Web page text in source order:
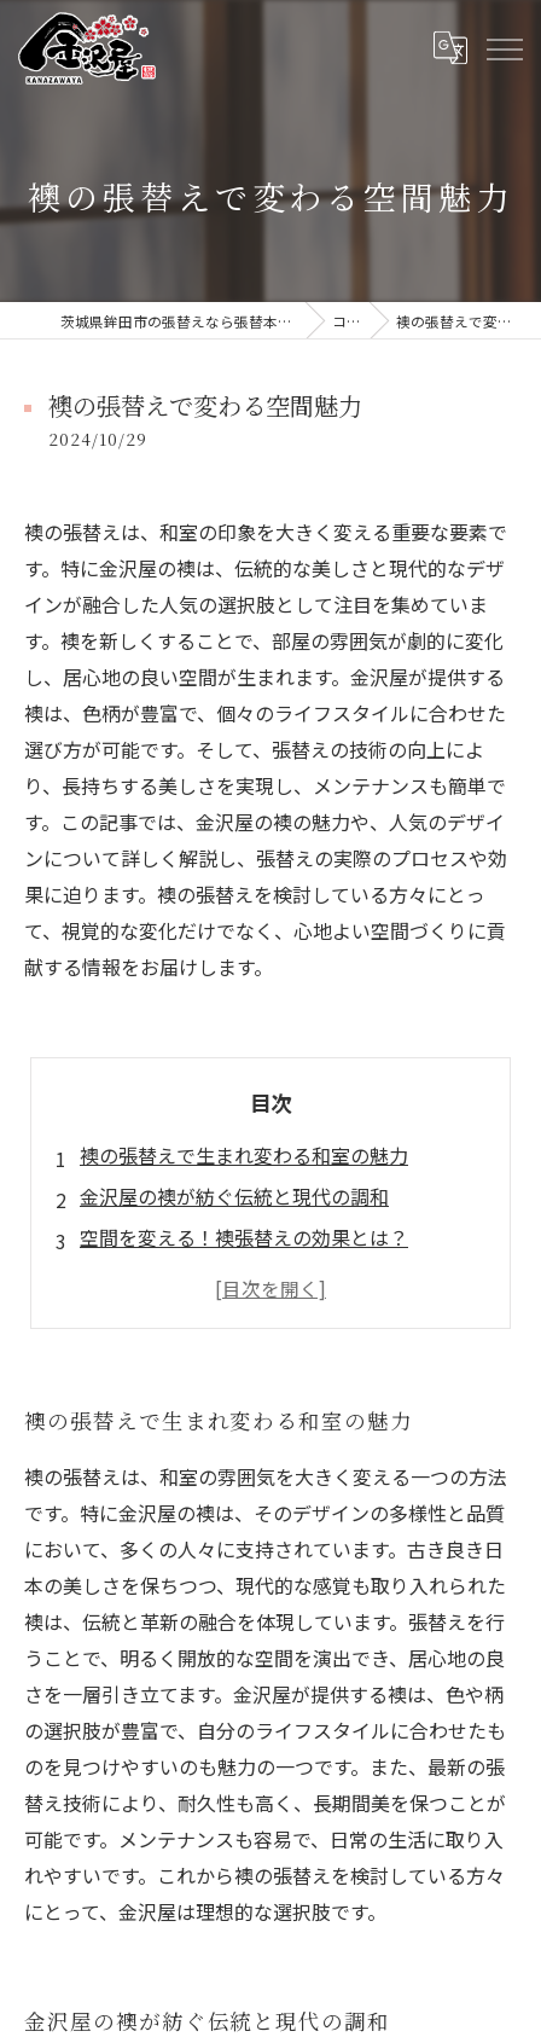
襖の張替えで変わる空間魅力
茨城県鉾田市の張替えなら張替本舗 金沢屋 大洗・鹿嶋店 コラム 襖の張替えで変わる空間魅力
襖の張替えで変わる空間魅力
2024/10/29
襖の張替えは、和室の印象を大きく変える重要な要素で
す。特に金沢屋の襖は、伝統的な美しさと現代的なデザ
インが融合した人気の選択肢として注目を集めていま
す。襖を新しくすることで、部屋の雰囲気が劇的に変化
し、居心地の良い空間が生まれます。金沢屋が提供する
襖は、色柄が豊富で、個々のライフスタイルに合わせた
選び方が可能です。そして、張替えの技術の向上によ
り、長持ちする美しさを実現し、メンテナンスも簡単で
す。この記事では、金沢屋の襖の魅力や、人気のデザイ
ンについて詳しく解説し、張替えの実際のプロセスや効
果に迫ります。襖の張替えを検討している方々にとっ
て、視覚的な変化だけでなく、心地よい空間づくりに貢
献する情報をお届けします。
目次
襖の張替えで生まれ変わる和室の魅力
金沢屋の襖が紡ぐ伝統と現代の調和
空間を変える！襖張替えの効果とは？
色柄豊富な金沢屋の選び方ガイド
襖の張替えで生まれ変わる和室の魅力
襖の張替えは、和室の雰囲気を大きく変える一つの方法
です。特に金沢屋の襖は、そのデザインの多様性と品質
において、多くの人々に支持されています。古き良き日
本の美しさを保ちつつ、現代的な感覚も取り入れられた
襖は、伝統と革新の融合を体現しています。張替えを行
うことで、明るく開放的な空間を演出でき、居心地の良
さを一層引き立てます。金沢屋が提供する襖は、色や柄
の選択肢が豊富で、自分のライフスタイルに合わせたも
のを見つけやすいのも魅力の一つです。また、最新の張
替え技術により、耐久性も高く、長期間美を保つことが
可能です。メンテナンスも容易で、日常の生活に取り入
れやすいです。これから襖の張替えを検討している方々
にとって、金沢屋は理想的な選択肢です。
金沢屋の襖が紡ぐ伝統と現代の調和